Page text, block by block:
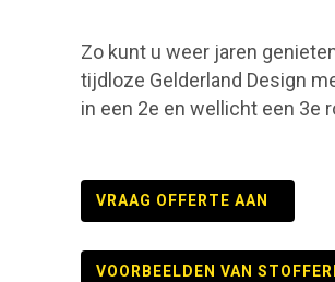
Zo kunt u weer jaren
tijdloze Gelderland Design
in een 2e en wellicht een 3e
VRAAG OFFERTE AAN
VOORBEELDEN VAN